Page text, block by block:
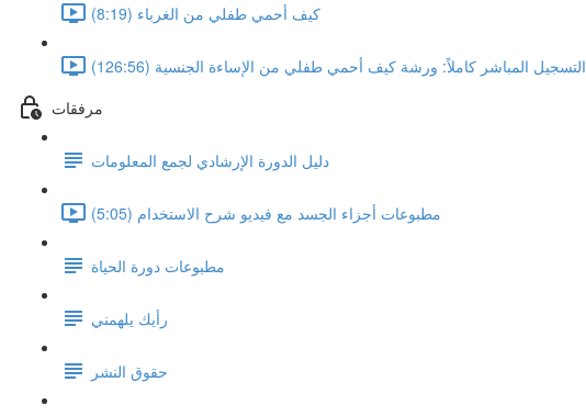
كيف أحمي طفلي من الغرباء (8:19)
التسجيل المباشر كاملاً: ورشة كيف أحمي طفلي من الإساءة الجنسية (126:56)
مرفقات
دليل الدورة الإرشادي لجمع المعلومات
مطبوعات أجزاء الجسد مع فيديو شرح الاستخدام (5:05)
مطبوعات دورة الحياة
رأيك يلهمني
حقوق النشر